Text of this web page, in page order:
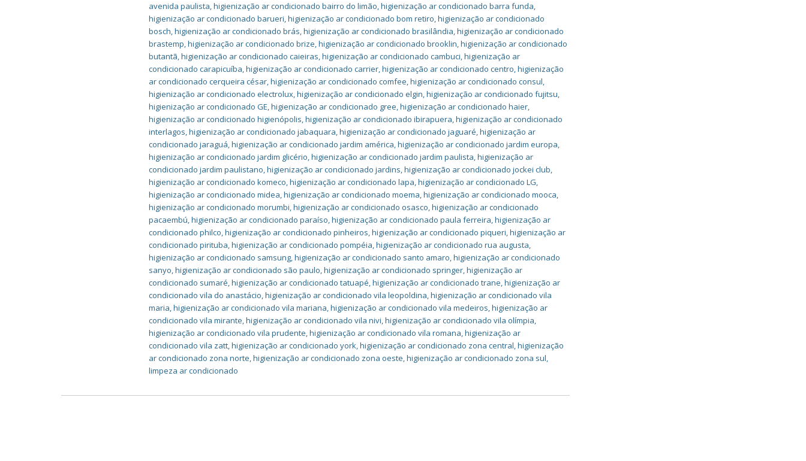
avenida paulista,higienização ar condicionado bairro do limão,higienização ar condicionado barra funda,
higienização ar condicionado barueri,higienização ar condicionado bom retiro,higienização ar condicionado
bosch,higienização ar condicionado brás,higienização ar condicionado brasilândia,higienização ar condicionado
brastemp,higienização ar condicionado brize,higienização ar condicionado brooklin,higienização ar condicionado
butantã,higienização ar condicionado caieiras,higienização ar condicionado cambuci,higienização ar
condicionado carapicuíba,higienização ar condicionado carrier,higienização ar condicionado centro,higienização
ar condicionado cerqueira césar,higienização ar condicionado comfee,higienização ar condicionado consul,
higienização ar condicionado electrolux,higienização ar condicionado elgin,higienização ar condicionado fujitsu,
higienização ar condicionado GE,higienização ar condicionado gree,higienização ar condicionado haier,
higienização ar condicionado higienópolis,higienização ar condicionado ibirapuera,higienização ar condicionado
interlagos,higienização ar condicionado jabaquara,higienização ar condicionado jaguaré,higienização ar
condicionado jaraguá,higienização ar condicionado jardim américa,higienização ar condicionado jardim europa,
higienização ar condicionado jardim glicério,higienização ar condicionado jardim paulista,higienização ar
condicionado jardim paulistano,higienização ar condicionado jardins,higienização ar condicionado jockei club,
higienização ar condicionado komeco,higienização ar condicionado lapa,higienização ar condicionado LG,
higienização ar condicionado midea,higienização ar condicionado moema,higienização ar condicionado mooca,
higienização ar condicionado morumbi,higienização ar condicionado osasco,higienização ar condicionado
pacaembú,higienização ar condicionado paraíso,higienização ar condicionado paula ferreira,higienização ar
condicionado philco,higienização ar condicionado pinheiros,higienização ar condicionado piqueri,higienização ar
condicionado pirituba,higienização ar condicionado pompéia,higienização ar condicionado rua augusta,
higienização ar condicionado samsung,higienização ar condicionado santo amaro,higienização ar condicionado
sanyo,higienização ar condicionado são paulo,higienização ar condicionado springer,higienização ar
condicionado sumaré,higienização ar condicionado tatuapé,higienização ar condicionado trane,higienização ar
condicionado vila do anastácio,higienização ar condicionado vila leopoldina,higienização ar condicionado vila
maria,higienização ar condicionado vila mariana,higienização ar condicionado vila medeiros,higienização ar
condicionado vila mirante,higienização ar condicionado vila nivi,higienização ar condicionado vila olímpia,
higienização ar condicionado vila prudente,higienização ar condicionado vila romana,higienização ar
condicionado vila zatt,higienização ar condicionado york,higienização ar condicionado zona central,higienização
ar condicionado zona norte,higienização ar condicionado zona oeste,higienização ar condicionado zona sul,
limpeza ar condicionado